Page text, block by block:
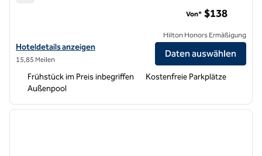
Hoteldetails für Homewood Suites by Hilton Newark-Fremont
Hoteldetails anzeigen
15,85 Meilen
Von* $138
Hilton Honors Ermäßigung
Daten auswählen
Frühstück im Preis inbegriffen
Kostenfreie Parkplätze
Außenpool
1 von 12